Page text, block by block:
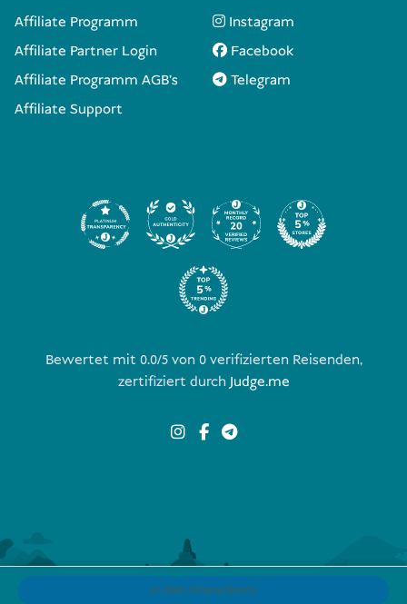
In den Warenkorb
Affiliate Programm
Affiliate Partner Login
Affiliate Programm AGB's
Affiliate Support
Instagram
Facebook
Telegram
Bewertet mit 0.0/5 von 0verifizierten Reisenden,
zertifiziert durch Judge.me